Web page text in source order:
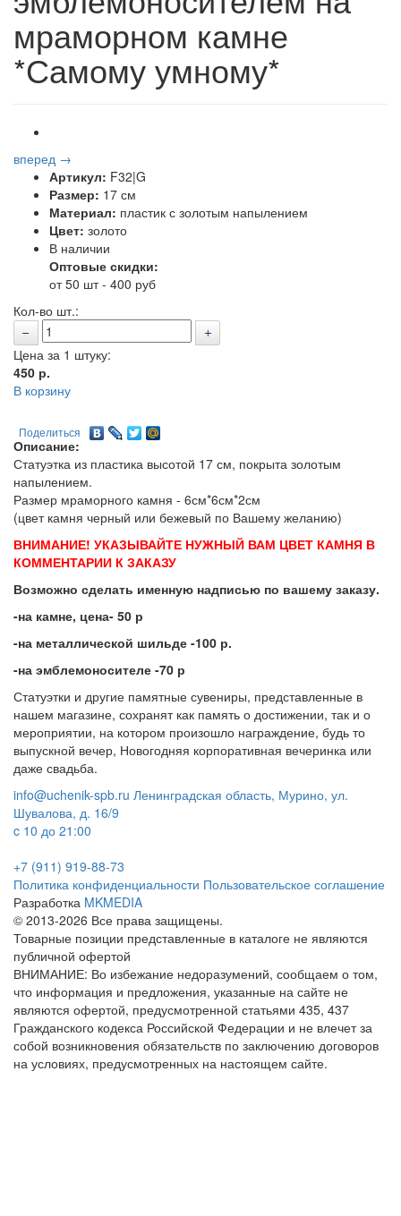
мраморном камне
*Самому умному*
вперед →
Артикул: F32|G
Размер: 17 см
Материал: пластик с золотым напылением
Цвет: золото
В наличии
Оптовые скидки:
от 50 шт - 400 руб
Кол-во шт.:
Цена за 1 штуку:
450 р.
В корзину
Поделиться
Описание:
Статуэтка из пластика высотой 17 см, покрыта золотым
напылением.
Размер мраморного камня - 6см*6см*2см
(цвет камня черный или бежевый по Вашему желанию)
ВНИМАНИЕ! УКАЗЫВАЙТЕ НУЖНЫЙ ВАМ ЦВЕТ КАМНЯ В
КОММЕНТАРИИ К ЗАКАЗУ
Возможно сделать именную надписью по вашему заказу.
-на камне, цена- 50 р
-на металлической шильде -100 р.
-на эмблемоносителе -70 р
Статуэтки и другие памятные сувениры, представленные в
нашем магазине, сохранят как память о достижении, так и о
мероприятии, на котором произошло награждение, будь то
выпускной вечер, Новогодняя корпоративная вечеринка или
даже свадьба.
info@uchenik-spb.ru Ленинградская область, Мурино, ул.
Шувалова, д. 16/9
c 10 до 21:00
+7 (911) 919-88-73
Политика конфиденциальности Пользовательское соглашение
Разработка MKMEDIA
© 2013-2026 Все права защищены.
Товарные позиции представленные в каталоге не являются
публичной офертой
ВНИМАНИЕ: Во избежание недоразумений, сообщаем о том,
что информация и предложения, указанные на сайте не
являются офертой, предусмотренной статьями 435, 437
Гражданского кодекса Российской Федерации и не влечет за
собой возникновения обязательств по заключению договоров
на условиях, предусмотренных на настоящем сайте.